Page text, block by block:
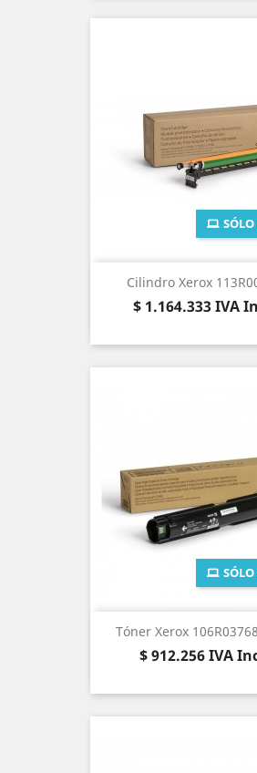
Cilindro Xerox
Precio
$ 1.164.333IVA
Tóner Xerox
Precio
$ 912.256IVA